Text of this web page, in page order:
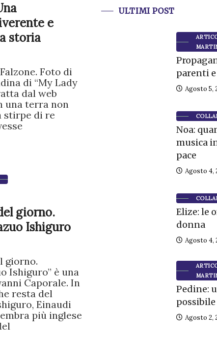
e
storia
Foto di
di “My Lady
dal web
una terra non
stirpe di re
giorno.
Ishiguro
giorno.
Ishiguro” è una
Caporale. In
resta del
Einaudi
più inglese
ULTIMI POST
parenti
Agosto 5,
Noa:
musica
pace
Agosto 4,
Elize: le
donna
Agosto 4,
Pedine:
possibile
Agosto 2,